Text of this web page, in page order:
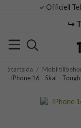
Officiell
↪️
Startsida /
- iPhone 16 - Skal -